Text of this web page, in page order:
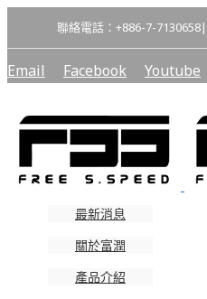
聯絡電話：+886-7-7130658|
Email Facebook Youtube
最新消息
關於富潤
產品介紹